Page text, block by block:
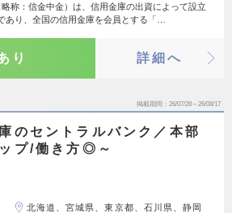
称：信金中金）は、信用金庫の出資によって設立
あり、全国の信用金庫を会員とする「…
り 詳細へ
掲載期間 26/07/28～26/08/17
のセントラルバンク／本部
プ/働き方◎～
北海道、宮城県、東京都、石川県、静岡